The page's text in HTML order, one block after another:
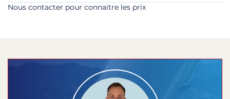
Nous contacter pour connaitre les prix